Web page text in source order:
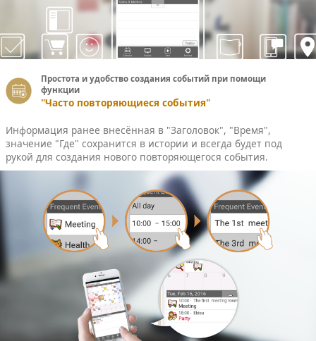
Простота и удобство создания событий при помощи
функции
"Часто повторяющиеся события"
Информация ранее внесённая в "Заголовок", "Время",
значение "Где" сохранится в истории и всегда будет под
рукой для создания нового повторяющегося события.